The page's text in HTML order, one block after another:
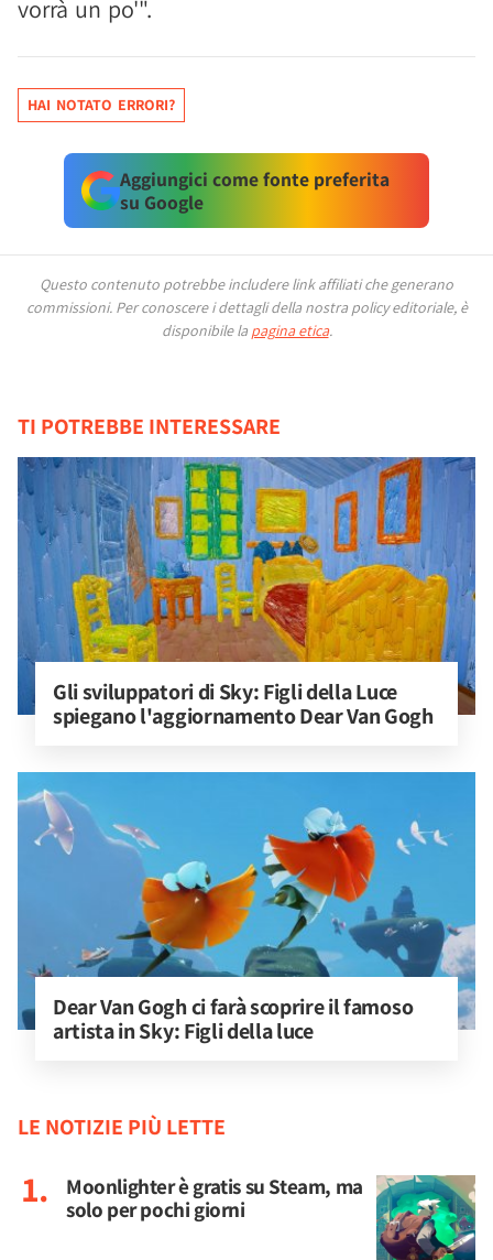
vorrà un po'".
HAI NOTATO ERRORI?
Aggiungici come fonte preferita
su Google
Questo contenuto potrebbe includere link affiliati che generano
commissioni. Per conoscere i dettagli della nostra policy editoriale, è
disponibile la pagina etica.
TI POTREBBE INTERESSARE
Gli sviluppatori di Sky: Figli della Luce
spiegano l'aggiornamento Dear Van Gogh
Dear Van Gogh ci farà scoprire il famoso
artista in Sky: Figli della luce
LE NOTIZIE PIÙ LETTE
Moonlighter è gratis su Steam, ma
solo per pochi giorni